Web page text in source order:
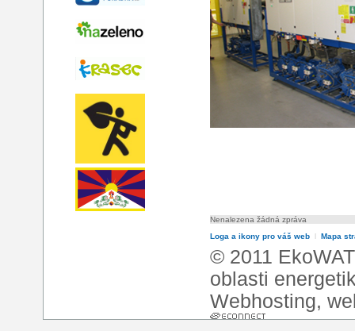
Nenalezena žádná zpráva
Loga a ikony pro váš web l Mapa
© 2011
oblasti
Webhosting,